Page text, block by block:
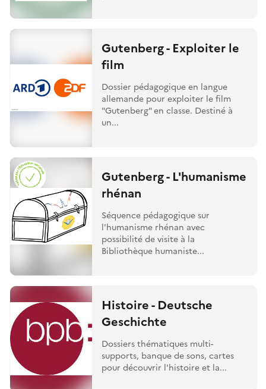
Gutenberg - Exploiter le
film
Dossier pédagogique en langue
allemande pour exploiter le film
"Gutenberg" en classe. Destiné à
un...
Gutenberg - L'humanisme
rhénan
Séquence pédagogique sur
l'humanisme rhénan avec
possibilité de visite à la
Bibliothèque humaniste...
Histoire - Deutsche
Geschichte
Dossiers thématiques multi-
supports, banque de sons, cartes
pour découvrir l'histoire et la...